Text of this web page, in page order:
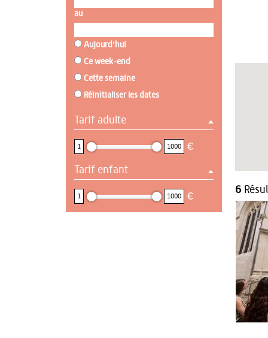
au
Aujourd'hui
Ce week-end
Cette semaine
Réinitialiser les dates
Tarif adulte
1 1000 €
Tarif enfant
1 1000 €
6